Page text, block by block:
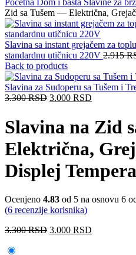
Početna Dom i bašta Slavine za
Zid sa Tušem — Električna,
Slavina sa instant grejačem za
standardnu utičnicu 220V 2.915
Back to products
Slavina za Sudoperu sa Tušem i
3.300RSD 3.000 RSD
Slavina na Zid
Električna,
Displej
Ocenjeno 4.83 od 5 na osnovu 6
(6 recenzije korisnika)
3.300RSD 3.000 RSD